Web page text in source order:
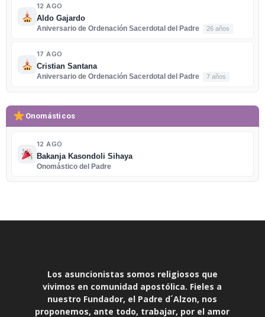
12 AGO
Aldo Gajardo
Aniversario de Ordenación Sacerdotal del Padre
26 años
17 AGO
Cristian Santana
Aniversario de Ordenación Sacerdotal del Padre
7 años
Onomásticos
12 AGO
Bakanja Kasondoli Sihaya
Onomástico del Padre
Los asuncionistas somos religiosos que
vivimos en comunidad apostólica. Fieles a
nuestro Fundador, el Padre d´Alzon, nos
proponemos, ante todo, trabajar, por el amor